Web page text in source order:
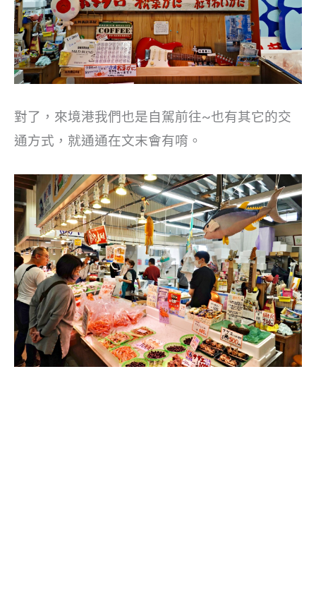
對了，來境港我們也是自駕前往~也有其它的交
通方式，就通通在文末會有唷。